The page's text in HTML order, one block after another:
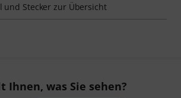
und Stecker zur Übersicht
Ihnen, was Sie sehen?